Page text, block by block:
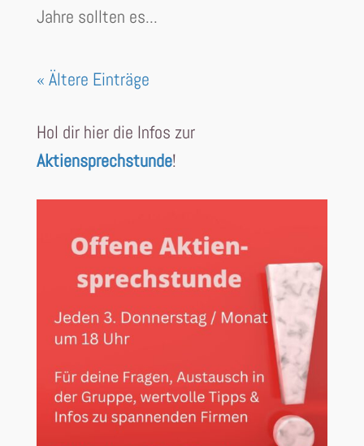
Jahre sollten es...
« Ältere Einträge
Hol dir hier die Infos zur
Aktiensprechstunde!